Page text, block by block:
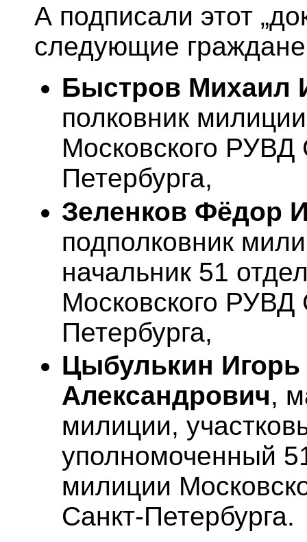
А подписали этот
следующие
Быстров Михаил
полковник
Московского РУВД
Петербурга,
Зеленков Фёдор
подполковник
начальник 51
Московского РУВД
Петербурга,
Цыбулькин Игорь
Александрович,
милиции,
уполномоченный
милиции
Санкт-Петербурга.